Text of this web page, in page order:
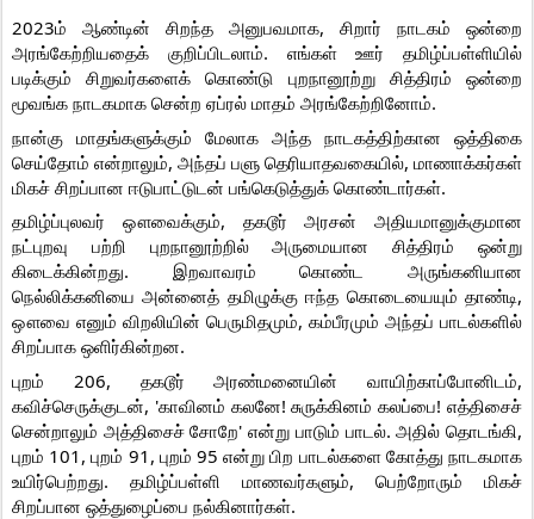
2023ம் ஆண்டின் சிறந்த அனுபவமாக, சிறார் நாடகம் ஒன்றை
அரங்கேற்றியதைக் குறிப்பிடலாம். எங்கள் ஊர் தமிழ்ப்பள்ளியில்
படிக்கும் சிறுவர்களைக் கொண்டு புறநானூற்று சித்திரம் ஒன்றை
மூவங்க நாடகமாக சென்ற ஏப்ரல் மாதம் அரங்கேற்றினோம்.
நான்கு மாதங்களுக்கும் மேலாக அந்த நாடகத்திற்கான ஒத்திகை
செய்தோம் என்றாலும், அந்தப் பளு தெரியாதவகையில், மாணாக்கர்கள்
மிகச் சிறப்பான ஈடுபாட்டுடன் பங்கெடுத்துக் கொண்டார்கள்.
தமிழ்ப்புலவர் ஔவைக்கும், தகடூர் அரசன் அதியமானுக்குமான
நட்புறவு பற்றி புறநானூற்றில்அருமையான சித்திரம் ஒன்று
கிடைக்கின்றது. இறவாவரம் கொண்ட அருங்கனியான
நெல்லிக்கனியை அன்னைத் தமிழுக்கு ஈந்த கொடையையும் தாண்டி,
ஔவை எனும் விறலியின் பெருமிதமும், கம்பீரமும் அந்தப் பாடல்களில்
சிறப்பாக ஒளிர்கின்றன.
புறம் 206, தகடூர் அரண்மனையின் வாயிற்காப்போனிடம்,
கவிச்செருக்குடன், 'காவினம் கலனே! சுருக்கினம் கலப்பை! எத்திசைச்
சென்றாலும் அத்திசைச் சோறே' என்று பாடும் பாடல். அதில் தொடங்கி,
புறம் 101, புறம் 91, புறம் 95 என்று பிற பாடல்களை கோத்து நாடகமாக
உயிர்பெற்றது. தமிழ்ப்பள்ளி மாணவர்களும், பெற்றோரும் மிகச்
சிறப்பான ஒத்துழைப்பை நல்கினார்கள்.